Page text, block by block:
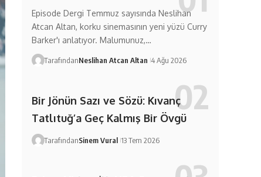
Episode Dergi Temmuz sayısında Neslihan
Atcan Altan, korku sinemasının yeni yüzü Curry
Barker'ı anlatıyor. Malumunuz,…
TarafındanNeslihan Atcan Altan 4 Ağu 2026
Bir Jönün Sazı ve Sözü: Kıvanç
Tatlıtuğ’a Geç Kalmış Bir Övgü
TarafındanSinem Vural 13 Tem 2026